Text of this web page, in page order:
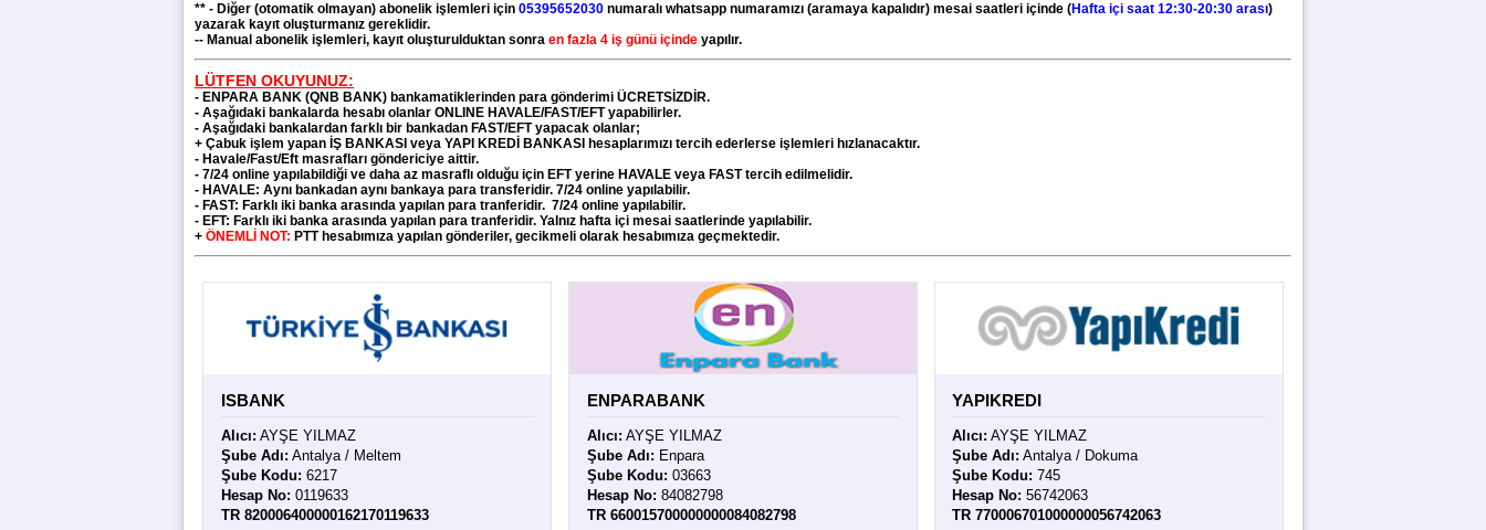
** - Diğer (otomatik olmayan) abonelik işlemleri için 05395652030 numaralı whatsapp numaramızı (aramaya kapalıdır) mesai saatleri içinde (Hafta içi saat 12:30-20:30 arası)
yazarak kayıt oluşturmanız gereklidir.
-- Manual abonelik işlemleri, kayıt oluşturulduktan sonra en fazla 4 iş günü içinde yapılır.
LÜTFEN OKUYUNUZ:
- ENPARA BANK (QNB BANK) bankamatiklerinden para gönderimi ÜCRETSİZDİR.
- Aşağıdaki bankalarda hesabı olanlar ONLINE HAVALE/FAST/EFT yapabilirler.
- Aşağıdaki bankalardan farklı bir bankadan FAST/EFT yapacak olanlar;
+ Çabuk işlem yapan İŞ BANKASI veya YAPI KREDİ BANKASI hesaplarımızı tercih ederlerse işlemleri hızlanacaktır.
- Havale/Fast/Eft masrafları göndericiye aittir.
- 7/24 online yapılabildiği ve daha az masraflı olduğu için EFT yerine HAVALE veya FAST tercih edilmelidir.
- HAVALE: Aynı bankadan aynı bankaya para transferidir. 7/24 online yapılabilir.
- FAST: Farklı iki banka arasında yapılan para tranferidir. 7/24 online yapılabilir.
- EFT: Farklı iki banka arasında yapılan para tranferidir. Yalnız hafta içi mesai saatlerinde yapılabilir.
+ ÖNEMLİ NOT: PTT hesabımıza yapılan gönderiler, gecikmeli olarak hesabımıza geçmektedir.
ISBANK
Alıcı: AYŞE YILMAZ
Şube Adı: Antalya / Meltem
Şube Kodu: 6217
Hesap No: 0119633
TR 820006400000162170119633
ENPARABANK
Alıcı: AYŞE YILMAZ
Şube Adı: Enpara
Şube Kodu: 03663
Hesap No: 84082798
TR 660015700000000084082798
YAPIKREDI
Alıcı: AYŞE YILMAZ
Şube Adı: Antalya / Dokuma
Şube Kodu: 745
Hesap No: 56742063
TR 770006701000000056742063